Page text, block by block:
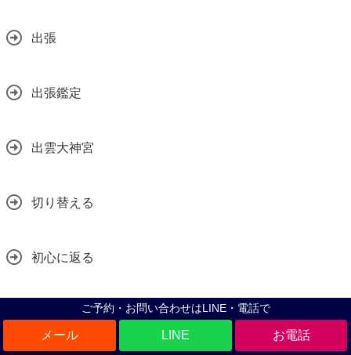
ご予約・お問い合わせはLINE・電話で
LINE
出張
出張鑑定
出雲大神宮
切り替える
初心に返る